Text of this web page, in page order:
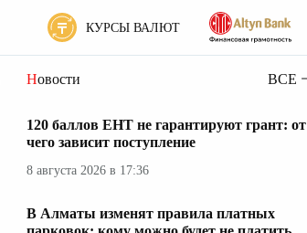
КУРСЫ ВАЛЮТ
Новости ВСЕ
120 баллов ЕНТ не гарантируют грант: от
чего зависит поступление
8 августа 2026 в 17:36
В Алматы изменят правила платных